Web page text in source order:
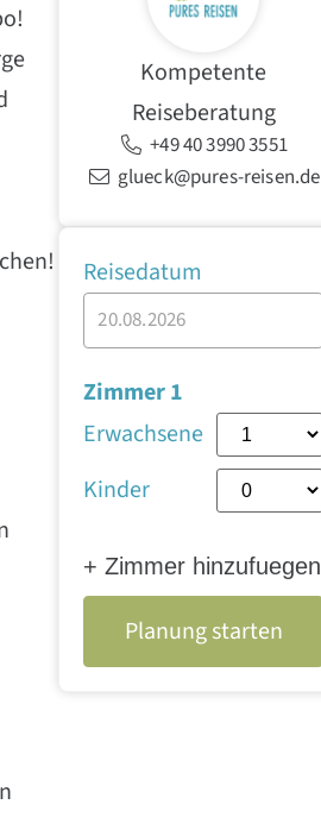
Kompetente
Reiseberatung
+49 40 3990 3551
glueck@pures-reisen.de
Reisedatum
Zimmer 1
Erwachsene
Kinder
+ Zimmer hinzufuegen
Planung starten